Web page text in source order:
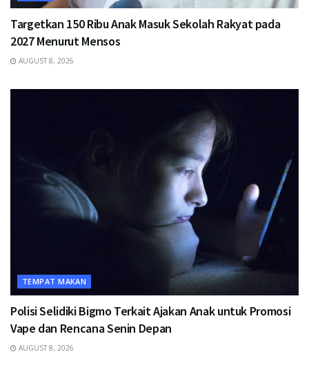
Targetkan 150 Ribu Anak Masuk Sekolah Rakyat pada
2027 Menurut Mensos
AUGUST 8, 2026
TEMPAT MAKAN
Polisi Selidiki Bigmo Terkait Ajakan Anak untuk Promosi
Vape dan Rencana Senin Depan
AUGUST 8, 2026